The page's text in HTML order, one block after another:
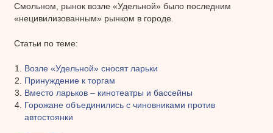
Смольном, рынок возле «Удельной» было последним
«нецивилизованным» рынком в городе.
Статьи по теме:
Возле «Удельной» сносят ларьки
Принуждение к торгам
Вместо ларьков – кинотеатры и бассейны
Горожане объединились с чиновниками против
автостоянки